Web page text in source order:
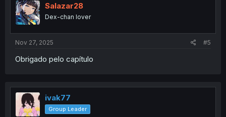
Salazar28
Dex-chan lover
Nov 27, 2025 #5
Obrigado pelo capítulo
ivak77
Group Leader